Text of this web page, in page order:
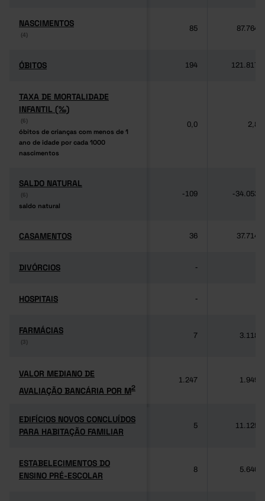
NASCIMENTOS
(4)
NASCIMENTOS
(4)
85 87.764
ÓBITOS
ÓBITOS 194 121.817
TAXA DE MORTALIDADE
INFANTIL (‰)
(6)
óbitos de crianças com menos de 1
ano de idade por cada 1000
nascimentos
TAXA DE MORTALIDADE
INFANTIL (‰)
(6)
óbitos de crianças com menos de 1
ano de idade por cada 1000
nascimentos
0,0 2,8
SALDO NATURAL
(6)
saldo natural
SALDO NATURAL
(6)
saldo natural
-109 -34.053
CASAMENTOS
CASAMENTOS 36 37.714
DIVÓRCIOS
DIVÓRCIOS -
HOSPITAIS
HOSPITAIS -
FARMÁCIAS
(3)
FARMÁCIAS
(3)
7 3.118
VALOR MEDIANO DE
AVALIAÇÃO BANCÁRIA POR M2
VALOR MEDIANO DE
AVALIAÇÃO BANCÁRIA POR M2
1.247 1.949
EDIFÍCIOS NOVOS CONCLUÍDOS
PARA HABITAÇÃO FAMILIAR
EDIFÍCIOS NOVOS CONCLUÍDOS
PARA HABITAÇÃO FAMILIAR
5 11.125
ESTABELECIMENTOS DO
ENSINO PRÉ-ESCOLAR
ESTABELECIMENTOS DO
ENSINO PRÉ-ESCOLAR
8 5.640